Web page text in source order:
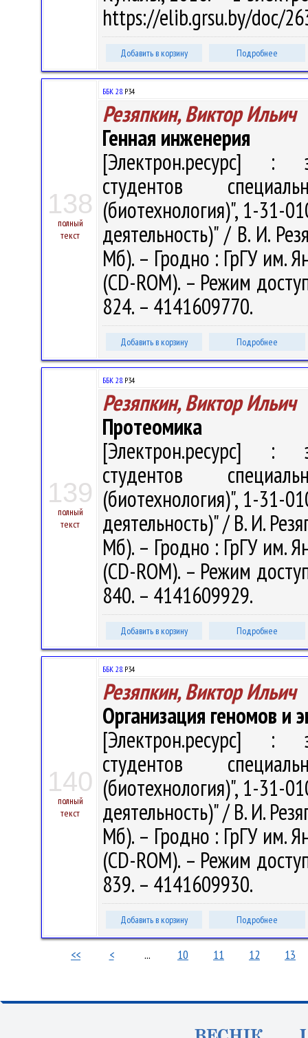
https://elib.grsu.by/doc/
Добавить в корзину Подробнее
138
полный
текст
ББК 28.Р34
Резяпкин, Виктор Ильич
Генная инженерия
[Электрон.ресурс] :
студентов
(биотехнология)", 1-31-
деятельность)" / В. И.
Мб). – Гродно : ГрГУ им.
(CD-ROM). – Режим
824. – 4141609770.
Добавить в корзину Подробнее
139
полный
текст
ББК 28.Р34
Резяпкин, Виктор Ильич
Протеомика
[Электрон.ресурс] :
студентов
(биотехнология)", 1-31-
деятельность)" / В. И.
Мб). – Гродно : ГрГУ им.
(CD-ROM). – Режим
840. – 4141609929.
Добавить в корзину Подробнее
140
полный
текст
ББК 28.Р34
Резяпкин, Виктор Ильич
Организация геномов и
[Электрон.ресурс] :
студентов
(биотехнология)", 1-31-
деятельность)" / В. И.
Мб). – Гродно : ГрГУ им.
(CD-ROM). – Режим
839. – 4141609930.
Добавить в корзину Подробнее
<< < ... 10 11 12 13